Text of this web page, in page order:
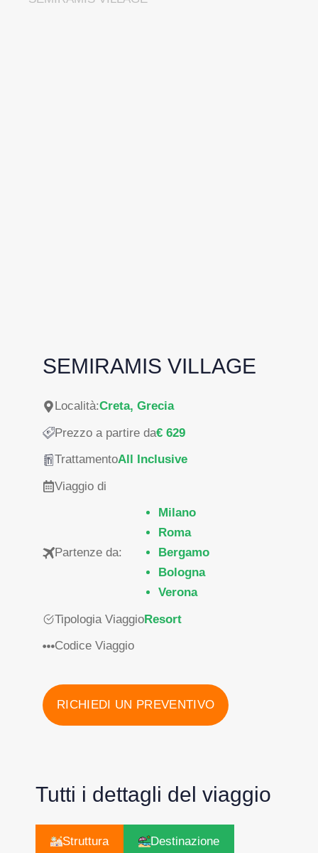
SEMIRAMIS VILLAGE
Località:Creta, Grecia
Prezzo a partire da€ 629
TrattamentoAll Inclusive
Viaggio di
Partenze da:
Milano
Roma
Bergamo
Bologna
Verona
Tipologia ViaggioResort
Codice Viaggio
RICHIEDI UN PREVENTIVO
Tutti i dettagli del viaggio
Struttura Destinazione